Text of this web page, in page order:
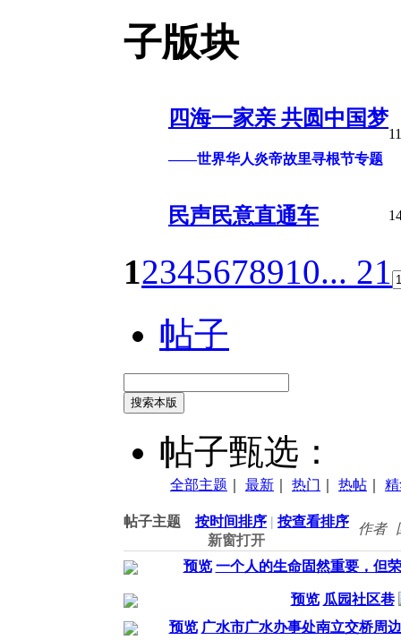
子版块
四海一家亲 共圆中国梦
——世界华人炎帝故里寻根节专题
民声民意直通车
12345678910... 21
帖子
搜索本版
帖子甄选：
全部主题 最新 热门 热帖
帖子主题 按时间排序 | 按查看排序
新窗打开
作者
预览 一个人的生命固然重要，但
预览 瓜园社区巷
预览 广水市广水办事处南立交桥周